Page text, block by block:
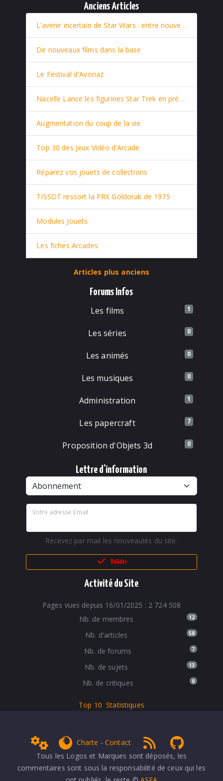
Anciens Articles
L’avenir incertain de Star Wars : entre nouveaux films et retour stratégique de Rey
De nouveaux films dans la base
Le Festival d'Avoriaz
Nacelle Lance les figurines Star Trek en prévente
Augmentation du coup de la vie
Top 30 des Jeux Vidéo d’Arcade
Réparez vos jouets de collections
TISSOT ressort la PRX Goldorak de 1975
Modules Jouets
Les fiches Arcades
Articles plus anciens
Forums Infos
Les films 1
Les séries 0
Les animés 0
Les musiques 0
Administration 1
Les papercraft 7
Proposition d'Objets 3d 0
Lettre d'information
Votre adresse Email
Recevez par mail les nouveautés du site.
Valider
Activité du Site
Pages vues depuis 16/01/2025 : 2 724 508
Nb. de membres
12
Nb. d'articles 58
Nb. de forums 7
Nb. de sujets 13
Nb. de critiques 0
Top 10 Statistiques
Adminget Firefox
Charte -Contact RSS 1.0
Tous les Logos et Marques sont déposés, les
commentaires sont sous la responsabilité de ceux qui les